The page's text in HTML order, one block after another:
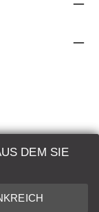
DEM SIE